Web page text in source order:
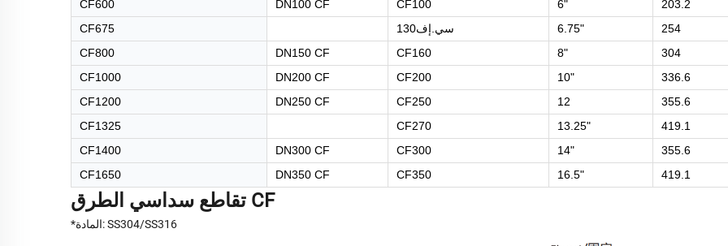
CF600
DN100 CF CF100 6"
203.2
CF675
سي.إف130 6.75"
254
CF800
DN150 CF CF160 8"
304
CF1000
DN200 CF CF200 10"
336.6
CF1200
DN250 CF CF250 12
355.6
CF1325
CF270 13.25"
419.1
CF1400
DN300 CF CF300 14"
355.6
CF1650
DN350 CF CF350 16.5" 419.1
تقاطع سداسي الطرق CF
*المادة: SS304/SS316